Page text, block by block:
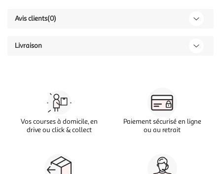
Avis clients(0)
Livraison
Vos courses à domicile, en
drive ou click & collect
Paiement sécurisé en ligne
ou au retrait